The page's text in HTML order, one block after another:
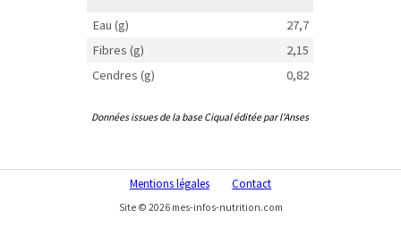
Eau (g)
27,7
Fibres (g)
2,15
Cendres (g)
0,82
Données issues de la base Ciqual éditée par l'Anses
Mentions légales Contact
Site © 2026 mes-infos-nutrition.com